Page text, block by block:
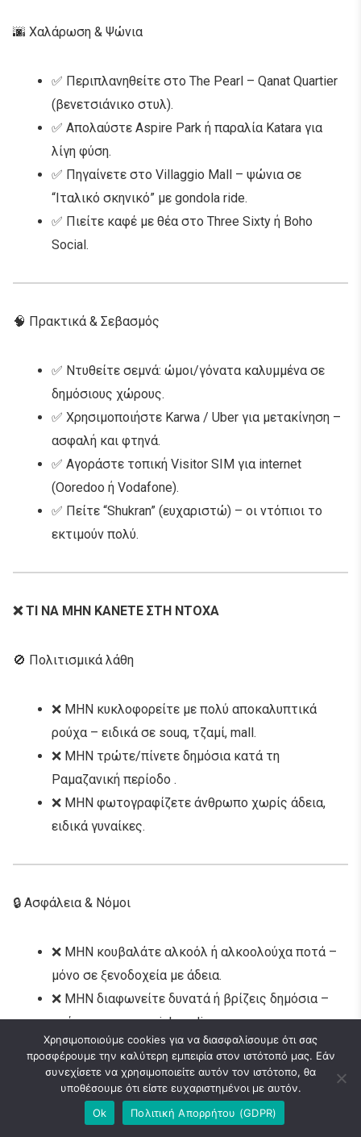
🌆 Χαλάρωση & Ψώνια
✅ Περιπλανηθείτε στο The Pearl – Qanat Quartier
(βενετσιάνικο στυλ).
✅ Απολαύστε Aspire Park ή παραλία Katara για
λίγη φύση.
✅ Πηγαίνετε στο Villaggio Mall – ψώνια σε
“Ιταλικό σκηνικό” με gondola ride.
✅ Πιείτε καφέ με θέα στο Three Sixty ή Boho
Social.
🧠 Πρακτικά & Σεβασμός
✅ Ντυθείτε σεμνά: ώμοι/γόνατα καλυμμένα σε
δημόσιους χώρους.
✅ Χρησιμοποιήστε Karwa / Uber για μετακίνηση –
ασφαλή και φτηνά.
✅ Αγοράστε τοπική Visitor SIM για internet
(Ooredoo ή Vodafone).
✅ Πείτε “Shukran” (ευχαριστώ) – οι ντόπιοι το
εκτιμούν πολύ.
❌ ΤΙ ΝΑ ΜΗΝ ΚΑΝΕΤΕ ΣΤΗ ΝΤΟΧΑ
🚫 Πολιτισμικά λάθη
❌ ΜΗΝ κυκλοφορείτε με πολύ αποκαλυπτικά
ρούχα – ειδικά σε souq, τζαμί, mall.
❌ ΜΗΝ τρώτε/πίνετε δημόσια κατά τη
Ραμαζανική περίοδο .
❌ ΜΗΝ φωτογραφίζετε άνθρωπο χωρίς άδεια,
ειδικά γυναίκες.
🔒 Ασφάλεια & Νόμοι
❌ ΜΗΝ κουβαλάτε αλκοόλ ή αλκοολούχα ποτά –
μόνο σε ξενοδοχεία με άδεια.
❌ ΜΗΝ διαφωνείτε δυνατά ή βρίζεις δημόσια –
ακόμη και στα social media.
❌ ΜΗΝ πετάτε σκουπίδια – υπάρχει πρόστιμο.
❌ ΜΗΝ αγγίζετε αντικείμενα στα καταστήματα
χωρίς να ρωτήσεις πρώτα (σε souq).
Χρησιμοποιούμε cookies για να διασφαλίσουμε ότι σας
προσφέρουμε την καλύτερη εμπειρία στον ιστότοπό μας. Εάν
συνεχίσετε να χρησιμοποιείτε αυτόν τον ιστότοπο, θα
υποθέσουμε ότι είστε ευχαριστημένοι με αυτόν.
Ok
Πολιτική Απορρήτου (GDPR)